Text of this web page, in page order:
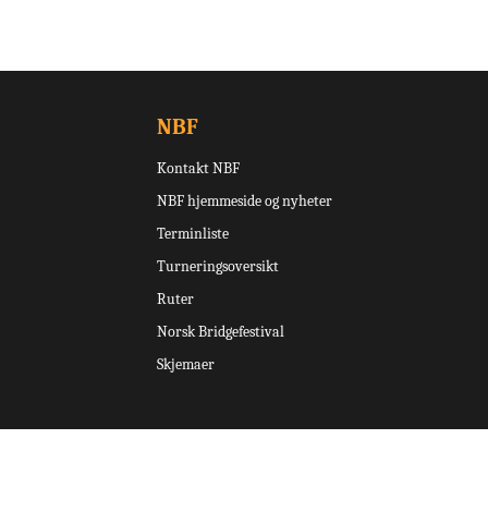
NBF
Kontakt NBF
NBF hjemmeside og nyheter
Terminliste
Turneringsoversikt
Ruter
Norsk Bridgefestival
Skjemaer